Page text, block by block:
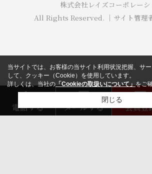
株式会社レイズコーポレーシ
All Rights Reserved. ｜サイト管理
電話する メールする 会員登
当サイトでは、お客様の当サイト利用状況把握、サ
して、クッキー（Cookie）を使用しています。
詳しくは、当社の「Cookieの取扱いについて」をご
閉じる